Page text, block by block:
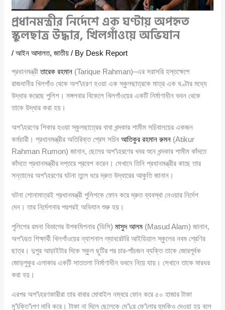
প্রধানমন্ত্রীর নির্দেশে এক ঘণ্টায় অপহৃত
স্কুলছাত্র উদ্ধার, খিলগাঁওয়ে অভিযান
/আইন আদালত,জাতীয় / By Desk Report
প্রধানমন্ত্রীতারেক রহমান (Tarique Rahman)–এর সরাসরি হস্তক্ষেপে
রাজধানীর খিলগাঁও থেকে অপ’\হরণ হওয়া এক স্কুলছাত্রকে মাত্র এক ঘণ্টার মধ্যে
উদ্ধার করেছে পুলিশ। মঙ্গলবার বিকেলে খিলগাঁওয়ের একটি নির্মাণাধীন ভবন থেকে
তাকে উদ্ধার করা হয়।
অপ’\হরণের শিকার হওয়া স্কুলছাত্রের বাবা খন্দকার শামীম সচিবালয়ের একজন
কর্মচারী। প্রধানমন্ত্রীর অতিরিক্ত প্রেস সচিবআতিকুর রহমান রুমন (Atikur
Rahman Rumon) জানান, ছেলের অপ’\হরণের খবর শুনে খন্দকার শামীম কাঁদতে
কাঁদতে প্রধানমন্ত্রীর দপ্তরে প্রবেশ করেন। সেখানে তিনি প্রধানমন্ত্রীর কাছে তার
সন্তানের অপ’\হরণের ঘটনা তুলে ধরে দ্রুত উদ্ধারের আকুতি জানান।
ঘটনা শোনামাত্রই প্রধানমন্ত্রী পুলিশকে ফোন করে দ্রুত ব্যবস্থা নেওয়ার নির্দেশ
দেন। তার নির্দেশনার পরপরই অভিযান শুরু হয়।
পুলিশের রমনা বিভাগের উপকমিশনার (ডিসি)মাসুদ আলম (Masud Alam) জানান,
অপ’\হৃত শিক্ষার্থী খিলগাঁওয়ের ন্যাশনাল ল্যাবরেটরি আইডিয়াল স্কুলের নবম শ্রেণির
ছাত্র। দুপুর আড়াইটার দিকে স্কুল ছুটির পর চার-পাঁচজন ব্যক্তি তাকে জোরপূর্বক
জোড়পুকুর এলাকার একটি সাততলা নির্মাণাধীন ভবনে নিয়ে যায়। সেখানে তাকে মারধর
করা হয়।
এরপর অপ’\হরণকারীরা তার বাবার মোবাইল নম্বরে ফোন করে ৫০ হাজার টাকা
মু’\ক্তি’\পণ দাবি করে। টাকা না দিলে ছেলেকে মে’\রে ফে’\লার হুমকিও দেওয়া হয় বলে